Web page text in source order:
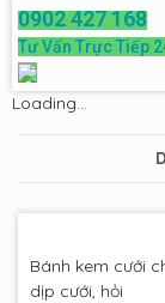
0902 427 168
Tư Vấn Trực Tiếp
Loading...
Bánh kem cưới
dịp cưới, hỏi